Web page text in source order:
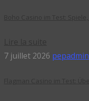
7 juillet 2026 pepadmin